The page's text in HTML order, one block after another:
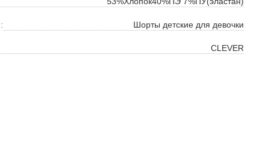
Шорты детские для девочки
CLEVER